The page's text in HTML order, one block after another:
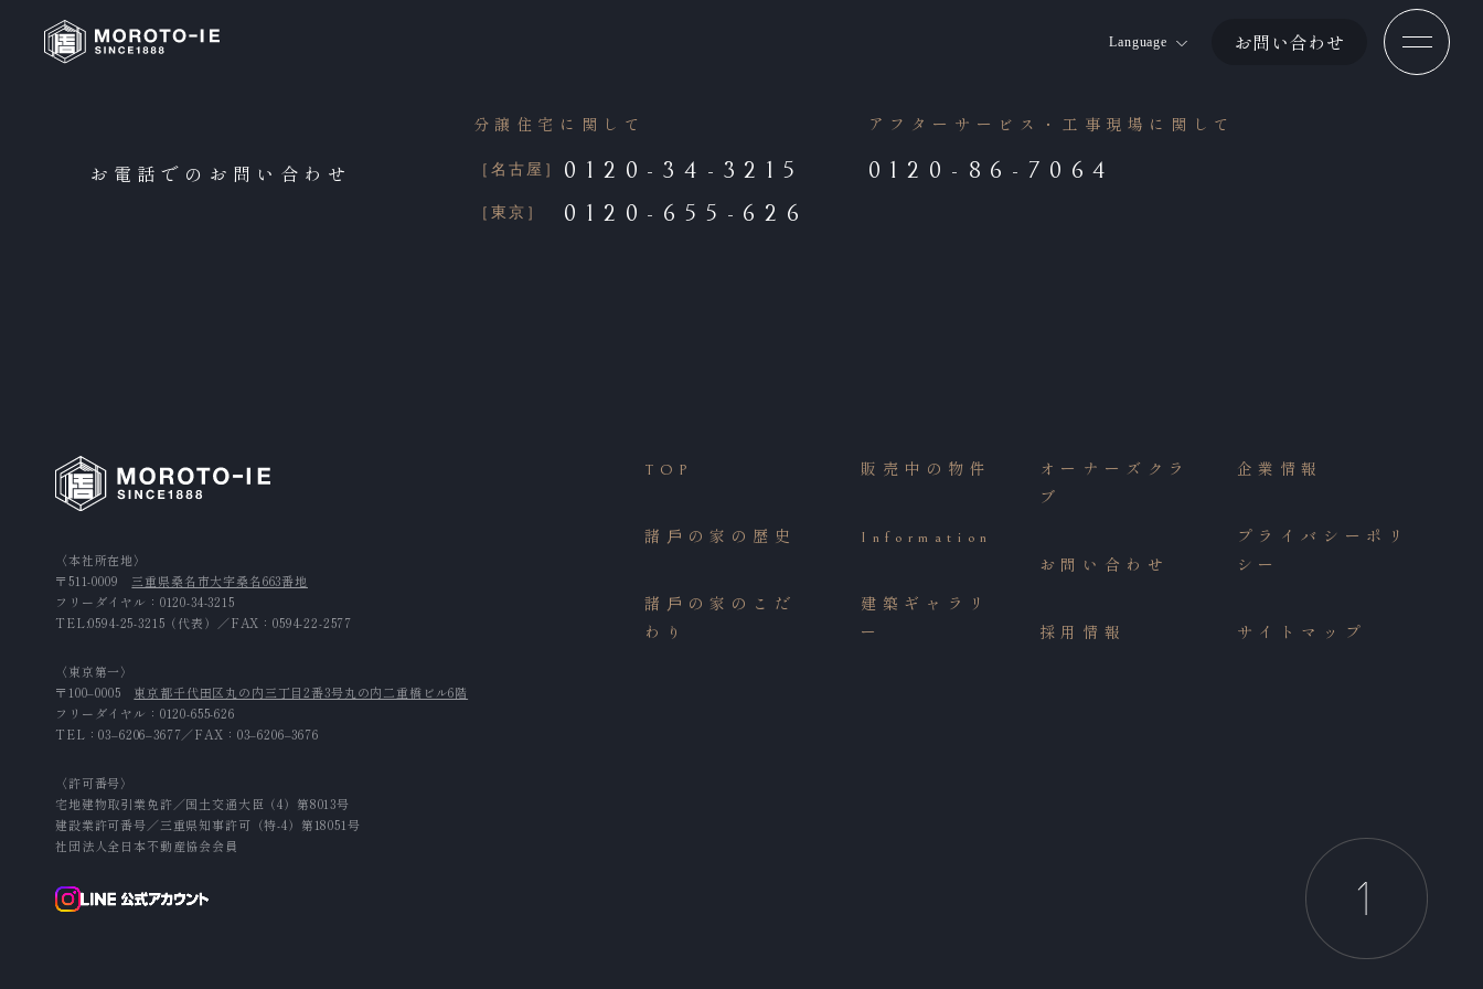
Language
En
お問い合わせ
お電話でのお問い合わせ
分譲住宅に関して
［名古屋］ 0120-34-3215
［東京］ 0120-655-626
アフターサービス・工事現場に関して
0120-86-7064
〈本社所在地〉
〒511-0009 三重県桑名市大字桑名663番地
フリーダイヤル： 0120-34-3215
TEL:0594-25-3215 （代表）／FAX：0594-22-2577
〈東京第一〉
〒100‒0005 東京都千代田区丸の内三丁目2番3号丸の内二重橋ビル6階
フリーダイヤル： 0120-655-626
TEL：03‒6206‒3677／FAX：03‒6206‒3676
〈許可番号〉
宅地建物取引業免許／国土交通大臣（4）第8013号
建設業許可番号／三重県知事許可（特-4）第18051号
社団法人全日本不動産協会会員
TOP
諸⼾の家の歴史
諸⼾の家のこだ
わり
販売中の物件
Information
建築ギャラリ
ー
オーナーズクラ
ブ
お問い合わせ
採用情報
企業情報
プライバシーポリ
シー
サイトマップ